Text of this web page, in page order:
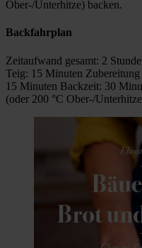
Ober-/Unterhitze) backen.
Backfahrplan
Zeitaufwand gesamt: 2
Teig: 15 Minuten
15 Minuten Backzeit: 30
(oder 200 °C Ober-/